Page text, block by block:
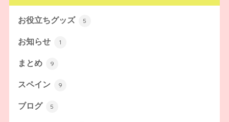
お役立ちグッズ 5
お知らせ 1
まとめ 9
スペイン 9
ブログ 5